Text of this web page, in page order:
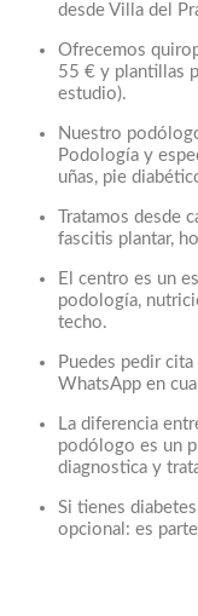
desde Villa del
Ofrecemos
55 € y plantillas
estudio).
Nuestro
Podología y
uñas, pie
Tratamos desde
fascitis plantar,
El centro es un
podología,
techo.
Puedes pedir
WhatsApp en
La diferencia
podólogo es un
diagnostica y
Si tienes
opcional: es